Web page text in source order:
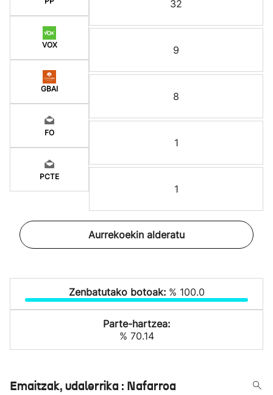
VOX
GBAI
FO
PCTE
32
9
8
1
1
Aurrekoekin alderatu
Zenbatutako botoak: % 100.0
Parte-hartzea:
% 70.14
Emaitzak, udalerrika : Nafarroa